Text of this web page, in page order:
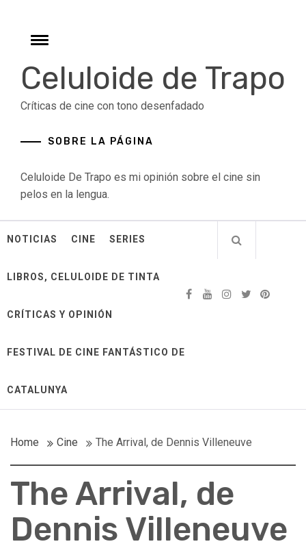
contentToggle
Celuloide de Trapo
Críticas de cine con tono desenfadado
SOBRE LA PÁGINA
Celuloide De Trapo es mi opinión sobre el cine sin
pelos en la lengua.
NOTICIAS CINE SERIES
LIBROS, CELULOIDE DE TINTA
CRÍTICAS Y OPINIÓN
FESTIVAL DE CINE FANTÁSTICO DE
CATALUNYA
Home Cine The Arrival, de Dennis Villeneuve
The Arrival, de
Dennis Villeneuve